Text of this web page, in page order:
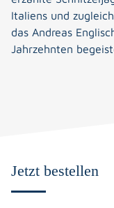
Italiens und
das Andreas
Jahrzehnten
Jetzt bestellen